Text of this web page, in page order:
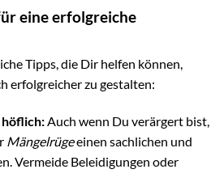
eine erfolgreiche
Tipps, die Dir helfen können,
erfolgreicher zu gestalten:
höflich:Auch wenn Du verärgert bist,
Mängelrügeeinen sachlichen und
Vermeide Beleidigungen oder